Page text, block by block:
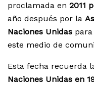
proclamada en 2011
año después por la
Naciones Unidas
este medio de
Esta fecha recuerda
Naciones Unidas en